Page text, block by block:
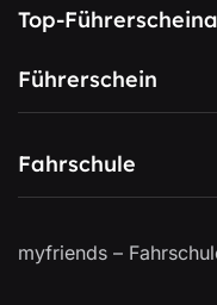
Top-
Führerschein
Fahrschule
myfriends –